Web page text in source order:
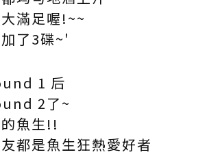
滿足喔!~~
了3碟~'
1 后
2了~
魚生!!
都是魚生狂熱愛好者